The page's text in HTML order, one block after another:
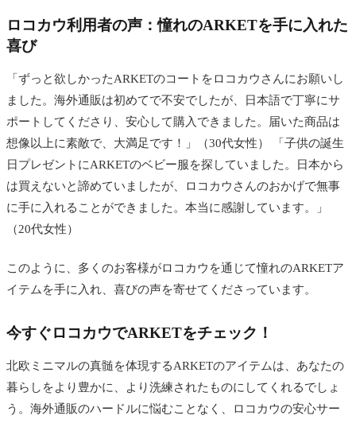
ロコカウ利用者の声：憧れのARKETを手に入れた
喜び
「ずっと欲しかったARKETのコートをロコカウさんにお願いし
ました。海外通販は初めてで不安でしたが、日本語で丁寧にサ
ポートしてくださり、安心して購入できました。届いた商品は
想像以上に素敵で、大満足です！」（30代女性） 「子供の誕生
日プレゼントにARKETのベビー服を探していました。日本から
は買えないと諦めていましたが、ロコカウさんのおかげで無事
に手に入れることができました。本当に感謝しています。」
（20代女性）
このように、多くのお客様がロコカウを通じて憧れのARKETア
イテムを手に入れ、喜びの声を寄せてくださっています。
今すぐロコカウでARKETをチェック！
北欧ミニマルの真髄を体現するARKETのアイテムは、あなたの
暮らしをより豊かに、より洗練されたものにしてくれるでしょ
う。海外通販のハードルに悩むことなく、ロコカウの安心サー